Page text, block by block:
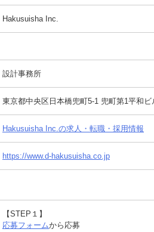
Hakusuisha Inc.
設計事務所
東京都中央区日本橋兜町5-1 兜町第1平和ビ
Hakusuisha Inc.の求人・転職・採用情報
https://www.d-hakusuisha.co.jp
【STEP１】
応募フォームから応募